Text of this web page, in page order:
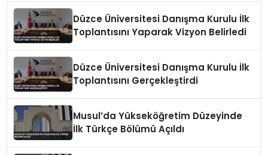
Düzce Üniversitesi Danışma Kurulu İlk
Toplantısını Yaparak Vizyon Belirledi
Düzce Üniversitesi Danışma Kurulu İlk
Toplantısını Gerçekleştirdi
Musul’da Yükseköğretim Düzeyinde
İlk Türkçe Bölümü Açıldı